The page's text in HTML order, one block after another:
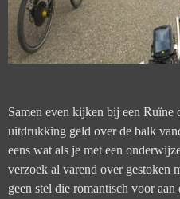
Samen even kijken bij een
uitdrukking geld over de balk
eens wat als je met een
verzoek al varend over gestoken
geen stel die romantisch voor aan